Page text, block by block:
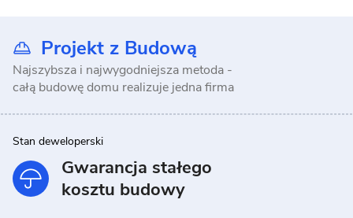
Projekt z Budową
Najszybsza i najwygodniejsza metoda -
całą budowę domu realizuje jedna firma
Stan deweloperski
Gwarancja stałego
kosztu budowy